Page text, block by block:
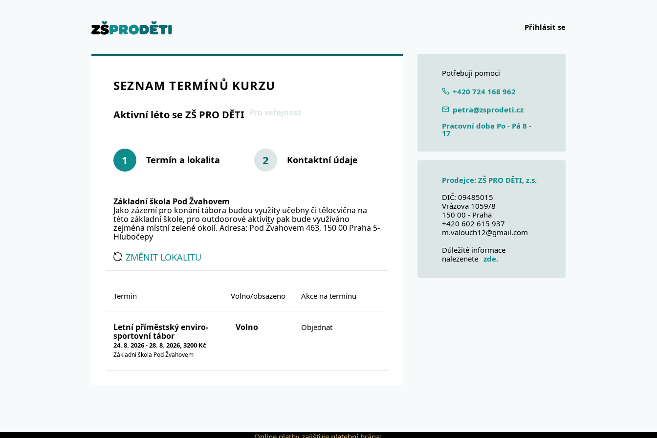
Přihlásit se
SEZNAM TERMÍNŮ KURZU
Aktivní léto se ZŠ PRO DĚTI Pro veřejnost
1 Termín a lokalita 2 Kontaktní údaje
Základní škola Pod Žvahovem
Jako zázemí pro konání tábora budou využity učebny či tělocvična na
této základní škole, pro outdoorové aktivity pak bude využíváno
zejména místní zelené okolí. Adresa: Pod Žvahovem 463, 150 00 Praha 5-
Hlubočepy
ZMĚNIT LOKALITU
Termín Volno/obsazeno Akce na termínu
Letní příměstský enviro-
sportovní tábor
24. 8. 2026 - 28. 8. 2026, 3200 Kč
Základní škola Pod Žvahovem
Volno Objednat
Potřebuji pomoci
+420 724 168 962
petra@zsprodeti.cz
Pracovní doba Po - Pá 8 -
17
Prodejce: ZŠ PRO DĚTI, z.s.
DIČ: 09485015
Vrázova 1059/8
150 00 - Praha
+420 602 615 937
m.valouch12@gmail.com
Důležité informace
nalezenete zde.